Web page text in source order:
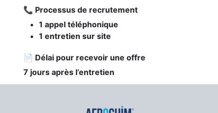
📞 Processus de recrutement
1 appel téléphonique
1 entretien sur site
📄 Délai pour recevoir une offre
7 jours après l’entretien